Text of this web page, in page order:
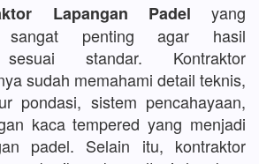
Lapangan Padel yang
sangat penting agar hasil
sesuai standar. Kontraktor
sudah memahami detail teknis,
pondasi, sistem pencahayaan,
kaca tempered yang menjadi
padel. Selain itu, kontraktor